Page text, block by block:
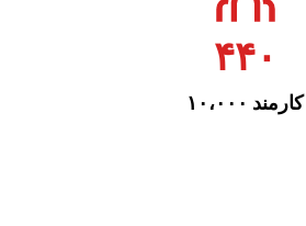
۴۴۰
۱۰،۰۰۰ کارمند